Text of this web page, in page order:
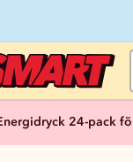
24-pack